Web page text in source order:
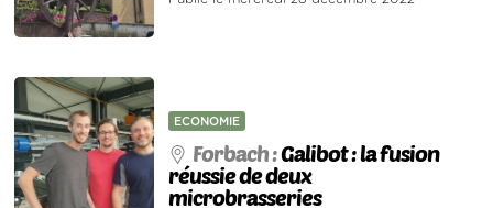
ECONOMIE
Forbach :Galibot : la fusion
réussie de deux
microbrasseries